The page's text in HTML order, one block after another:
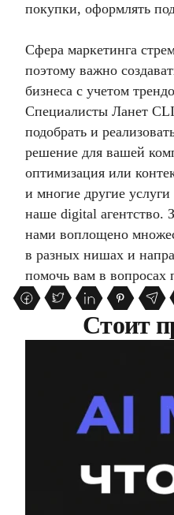
покупки, оформлять
Сфера маркетинга
поэтому важно
бизнеса с учетом
Специалисты Ланет
подобрать и
решение для вашей
оптимизация или
и многие другие
наше digital агентство.
нами воплощено
в разных нишах и
помочь вам в вопросах
Стоит